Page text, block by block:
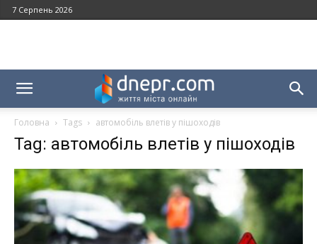
7 Серпень 2026
Головна Tags автомобіль влетів у пішоходів
Tag: автомобіль влетів у пішоходів